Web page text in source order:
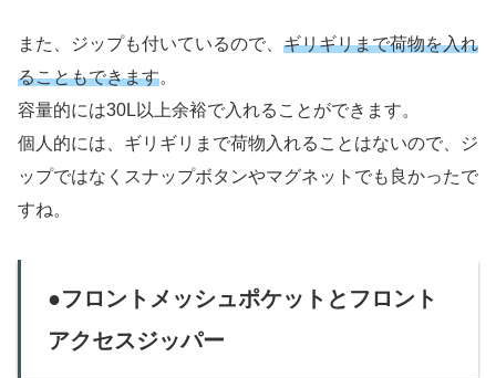
また、ジップも付いているので、 ギリギリまで荷物を入れ
ることもできます。
容量的には30L以上余裕で入れることができます。
個人的には、ギリギリまで荷物入れることはないので、ジ
ップではなくスナップボタンやマグネットでも良かったで
すね。
●フロントメッシュポケットとフロント
アクセスジッパー